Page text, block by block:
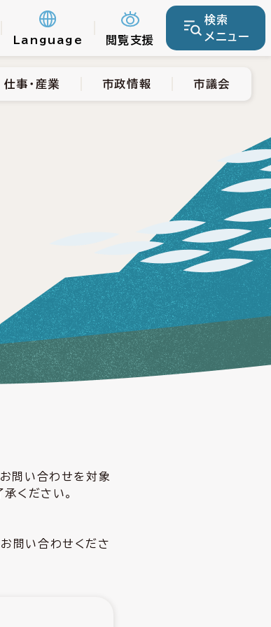
Language 閲覧支援
検索
メニュー
市政情報 市議会
仕事・産業 市政情報 市議会
問い合わせを対象
ください。
問い合わせくださ